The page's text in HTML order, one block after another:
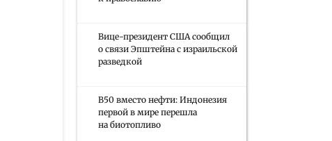
Вице-президент США сообщил
о связи Эпштейна с израильской
разведкой
B50 вместо нефти: Индонезия
первой в мире перешла
на биотопливо